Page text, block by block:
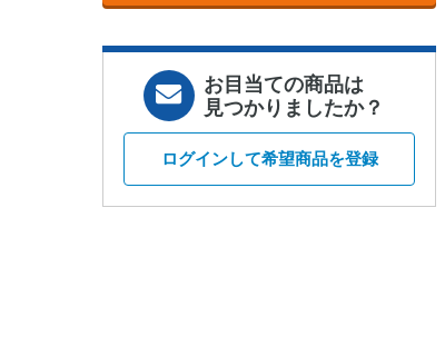
お目当ての商品は
見つかりましたか？
ログインして希望商品を登録